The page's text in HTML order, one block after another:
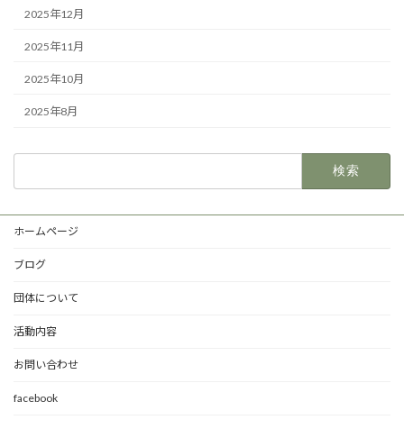
2025年12月
2025年11月
2025年10月
2025年8月
ホームページ
ブログ
団体について
活動内容
お問い合わせ
facebook